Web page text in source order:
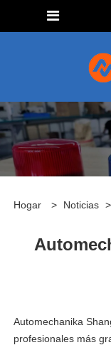
Hogar > Noticias
Automechanika
profesionales más